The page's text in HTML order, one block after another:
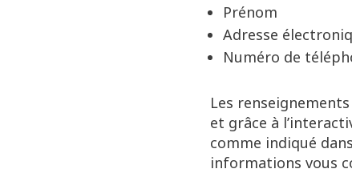
Prénom
Adresse
Numéro de
Les
et grâce à
comme indiqué
informations vous